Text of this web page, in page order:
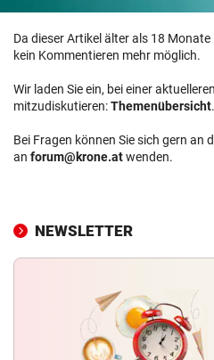
Da dieser Artikel älter als 18
kein Kommentieren mehr möglich.
Wir laden Sie ein, bei einer
mitzudiskutieren:Themenübersicht.
Bei Fragen können Sie sich gern an
an forum@krone.atwenden.
NEWSLETTER